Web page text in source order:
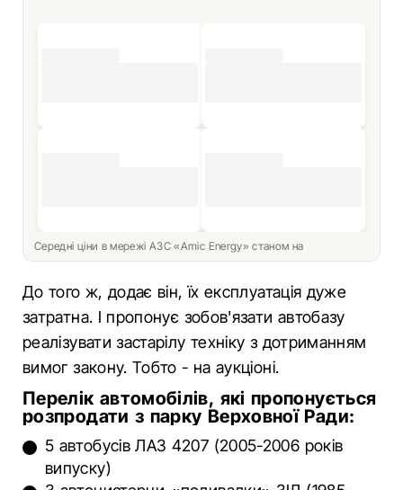
Середні ціни в мережі АЗС «Amic Energy» станом на
До того ж, додає він, їх експлуатація дуже
затратна. І пропонує зобов'язати автобазу
реалізувати застарілу техніку з дотриманням
вимог закону. Тобто - на аукціоні.
Перелік автомобілів, які пропонується
розпродати з парку Верховної Ради:
5 автобусів ЛАЗ 4207 (2005-2006 років
випуску)